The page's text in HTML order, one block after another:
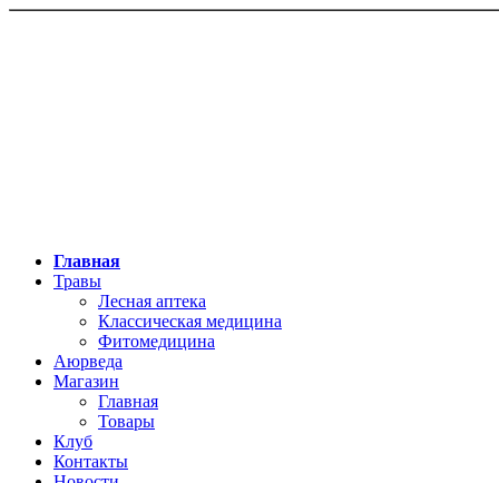
Главная
Травы
Лесная аптека
Классическая медицина
Фитомедицина
Аюрведа
Магазин
Главная
Товары
Клуб
Контакты